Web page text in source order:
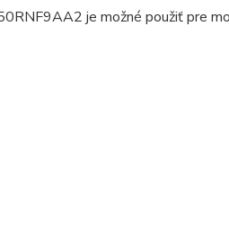
je možné použiť pre